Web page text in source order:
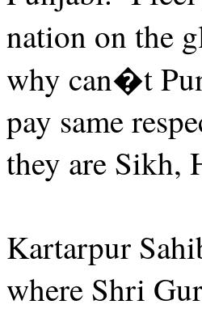
nation on the
why can�t
pay same
they are Sikh,
Kartarpur
where Shri